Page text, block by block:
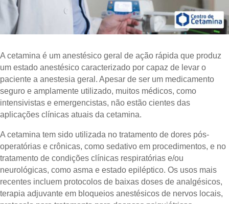
A cetamina é um anestésico geral de ação rápida que produz
um estado anestésico caracterizado por capaz de levar o
paciente a anestesia geral. Apesar de ser um medicamento
seguro e amplamente utilizado, muitos médicos, como
intensivistas e emergencistas, não estão cientes das
aplicações clínicas atuais da cetamina.
A cetamina tem sido utilizada no tratamento de dores pós-
operatórias e crônicas, como sedativo em procedimentos, e no
tratamento de condições clínicas respiratórias e/ou
neurológicas, como asma e estado epiléptico. Os usos mais
recentes incluem protocolos de baixas doses de analgésicos,
terapia adjuvante em bloqueios anestésicos de nervos locais,